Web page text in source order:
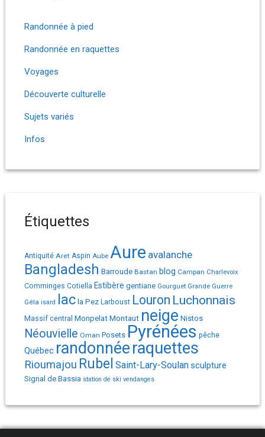
Randonnée à pied
Randonnée en raquettes
Voyages
Découverte culturelle
Sujets variés
Infos
Étiquettes
Antiquité Aret Aspin Aube Aure avalanche
Bangladesh Barroude Bastan blog Campan Charlevoix
Comminges Cotiella Estibère gentiane Gourguet Grande Guerre
Géla isard lac la Pez Larboust Louron Luchonnais
Massif central MonpelatMontaut neige Nistos
Néouvielle Oman Posets Pyrénées pêche
Québec randonnéeraquettes
Rioumajou Rubel Saint-Lary-Soulansculpture
Signal de Bassia station de ski vendanges